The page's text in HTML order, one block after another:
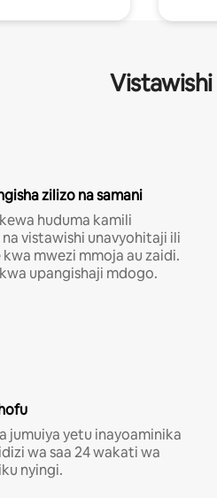
zilizo na samani
huduma kamili
vistawishi unavyohitaji ili
mwezi mmoja au zaidi.
upangishaji mdogo.
jumuiya yetu inayoaminika
wa saa 24 wakati wa
nyingi.